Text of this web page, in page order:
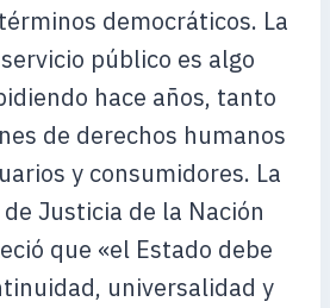
democráticos. La
público es algo
hace años, tanto
de derechos humanos
y consumidores. La
Justicia de la Nación
que «el Estado debe
universalidad y